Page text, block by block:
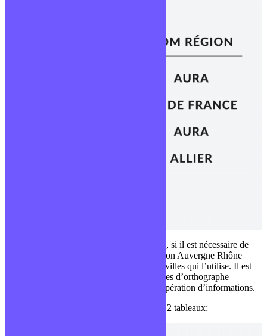
Dans cette exemple, on voit clairement que, si il est nécessaire de
faire une modification sur le nom de la région Auvergne Rhône
Alpes, il faudra intervenir sur chacune des villes qui l’utilise. Il est
aussi totalement possible que quelques fautes d’orthographe
viennent s’ajouter et rendre difficile la récupération d’informations.
Voyons maintenant le même exemple avec 2 tableaux: